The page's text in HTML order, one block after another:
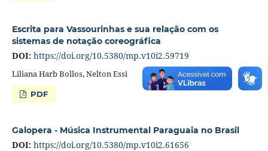
Escrita para Vassourinhas e sua relação com os
sistemas de notação coreográfica
DOI: https://doi.org/10.5380/mp.v10i2.59719
Liliana Harb Bollos, Nelton Essi
PDF
Galopera - Música Instrumental Paraguaia no Brasil
DOI: https://doi.org/10.5380/mp.v10i2.61656